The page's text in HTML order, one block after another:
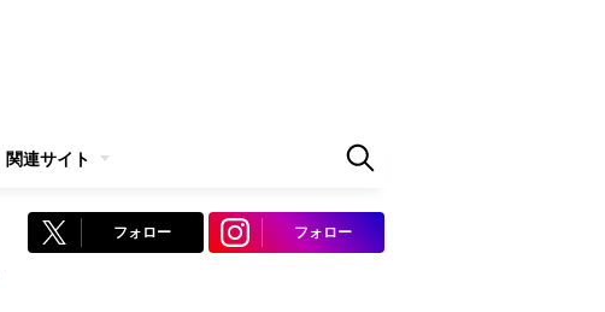
関連サイト
フォロー フォロー